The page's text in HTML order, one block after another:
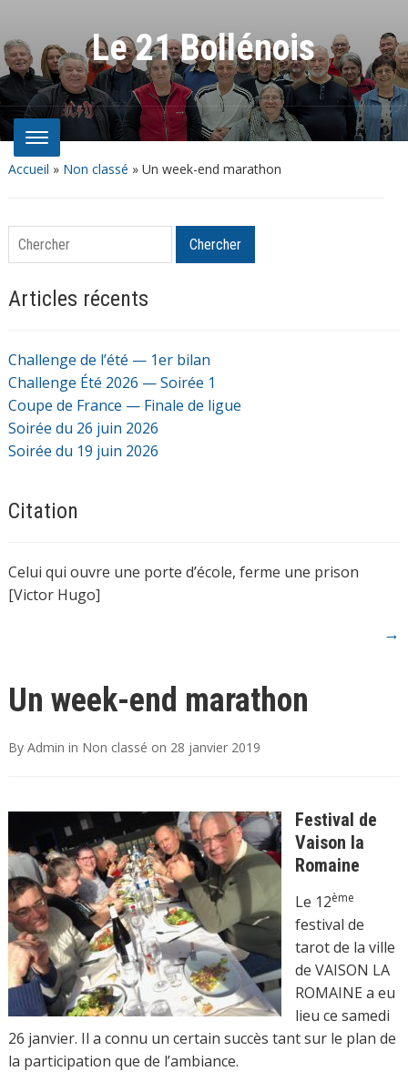
Le 21 Bollénois
Accueil » Non classé » Un week-end marathon
Chercher Chercher
Articles récents
Challenge de l’été — 1er bilan
Challenge Été 2026 — Soirée 1
Coupe de France — Finale de ligue
Soirée du 26 juin 2026
Soirée du 19 juin 2026
Citation
Celui qui ouvre une porte d’école, ferme une prison
[Victor Hugo]
→
Un week-end marathon
By Admin in Non classé on 28 janvier 2019
Festival de
Vaison la
Romaine
Le 12ème
festival de
tarot de la ville
de VAISON LA
ROMAINE a eu
lieu ce samedi
26 janvier. Il a connu un certain succès tant sur le plan de
la participation que de l’ambiance.